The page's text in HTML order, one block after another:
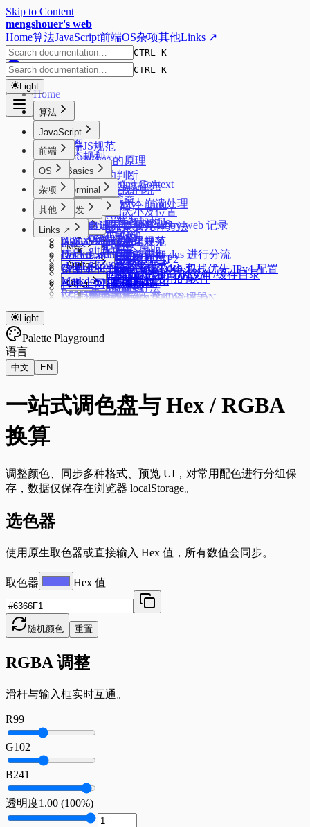
Skip to Content
mengshouer's web
Home算法JavaScript前端OS杂项其他Links ↗
CTRL K
Light
CTRL K
Home
算法
排序
搜索
动态规划
树
二叉树最近公共祖先
JavaScript
前端JS规范
new操作符的原理
数据类型的判断
JSON来回转换的坑
实现 call、apply、bind
标签函数
Promise
Console 的使用
Web Worker
一种简洁的添加入参的方法
动态执行的几种方法
常见JS问题
异步任务并发量
Flatarray
Getsum
Eventloop
前端
Basics
Formatting Context
css选择器
元素的大小及位置
隐藏元素的几种方法
水平垂直居中
页面的生命周期
关于 1px 问题
Flex
Code
页面大文本崩溃处理
React
React 新老架构
Fiber 架构
React 生命周期
React的严格模式
React的性能优化
Misc
前端模块化规范
DevTools
性能优化
node 版本管理
客户端指纹
Network
HTTP1.1 & HTTP2
HTTP缓存
浏览器跨域
OS
Terminal
Starship
zsh config
zimfw
oh my zsh
Windows
PowerShell profile
oh-my-posh
磁盘管理
Autostartup
系统/常用软件的临时文件/缓存目录
Extensions
Ventoy
在独立恢复分区重建 Windows 恢复环境
Linux
Alpine 管理服务
sysctl.conf
dpkg 安装 zst 的 deb 包
中文字体配置
简单使用 nix 的包管理器
Swap
Mac
Mac 新环境配置
Android
记录一些刷机常用的软件
安卓优化
Kernelsu Overlayfs
Other
IPv6 设置
杂项
开发
uv
conda
git 配置
git workflow
acme.sh 证书管理
Nginx 反向代理
Docker
cURL
其他
tabby 自建同步服务 tabby-web 记录
浏览器优化
使用 mosdns 提前进行 dns 进行分流
路由上的 OpenClash DNS 双栈优先 IPv4 配置
科学上网
MosDNS 屏蔽国内常见的 PCDN
Links ↗
Index
Color Lab
Crontab Editor
Markdown Editor
Regex Tester
Light
Palette Playground
语言
中文 EN
一站式调色盘与 Hex / RGBA
换算
调整颜色、同步多种格式、预览 UI，对常用配色进行分组保
存，数据仅保存在浏览器 localStorage。
选色器
使用原生取色器或直接输入 Hex 值，所有数值会同步。
取色器 Hex 值
随机颜色 重置
RGBA 调整
滑杆与输入框实时互通。
R99
G102
B241
透明度1.00 (100%)